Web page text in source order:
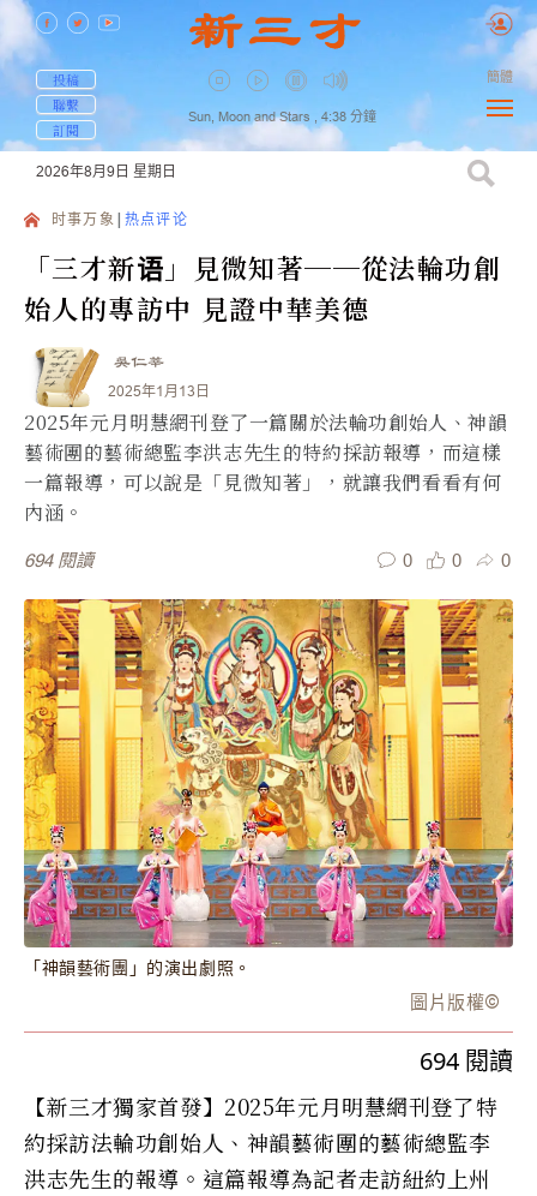
投稿
聯繫
訂閱
Sun, Moon and Stars , 4:38 分鐘
簡體
2026年8月9日 星期日
时事万象 热点评论
「三才新语」見微知著──從法輪功創
始人的專訪中 見證中華美德
吳仁莘
2025年1月13日
2025年元月明慧網刊登了一篇關於法輪功創始人、神韻
藝術團的藝術總監李洪志先生的特約採訪報導，而這樣
一篇報導，可以說是「見微知著」，就讓我們看看有何
內涵。
694 閱讀 0 0 0
「神韻藝術團」的演出劇照。
圖片版權©️
694 閱讀
【新三才獨家首發】2025年元月明慧網刊登了特
約採訪法輪功創始人、神韻藝術團的藝術總監李
洪志先生的報導。這篇報導為記者走訪紐約上州